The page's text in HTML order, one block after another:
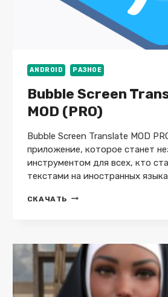
ANDROID РАЗНОЕ
Bubble Screen
MOD (PRO)
Bubble Screen Translate MOD
приложение, которое станет
инструментом для всех, кто
текстами на иностранных
СКАЧАТЬ BUBBLE
(PRO)